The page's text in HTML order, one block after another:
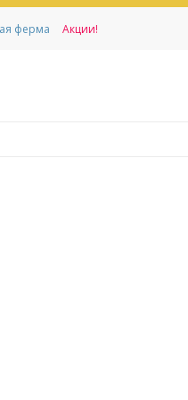
ферма Акции!